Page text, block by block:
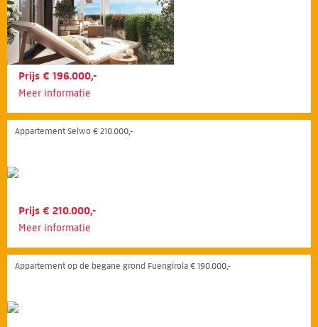
Prijs € 196.000,-
Meer informatie
Appartement Selwo € 210.000,-
Prijs € 210.000,-
Meer informatie
Appartement op de begane grond Fuengirola € 190.000,-